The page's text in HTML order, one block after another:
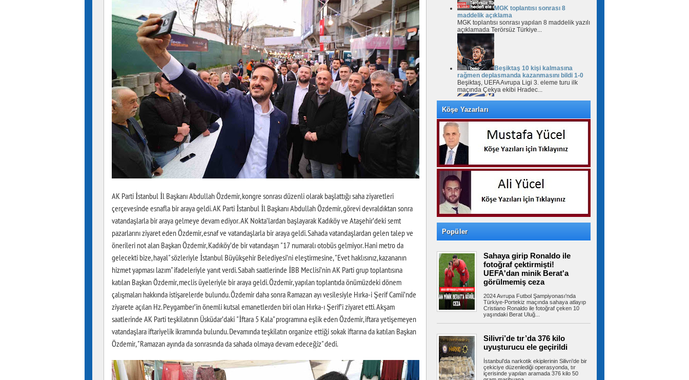
AK Parti İstanbul İl Başkanı Abdullah Özdemir, kongre sonrası düzenli olarak başlattığı saha ziyaretleri
çerçevesinde esnafla bir araya geldi. AK Parti İstanbul İl Başkanı Abdullah Özdemir, görevi devraldıktan sonra
vatandaşlarla bir araya gelmeye devam ediyor. AK Nokta’lardan başlayarak Kadıköy ve Ataşehir’deki semt
pazarlarını ziyaret eden Özdemir, esnaf ve vatandaşlarla bir araya geldi. Sahada vatandaşlardan gelen talep ve
önerileri not alan Başkan Özdemir, Kadıköy’de bir vatandaşın "17 numaralı otobüs gelmiyor. Hani metro da
gelecekti bize, hayal" sözleriyle İstanbul Büyükşehir Belediyesi’ni eleştirmesine, "Evet haklısınız, kazananın
hizmet yapması lazım" ifadeleriyle yanıt verdi. Sabah saatlerinde İBB Meclisi’nin AK Parti grup toplantısına
katılan Başkan Özdemir, meclis üyeleriyle bir araya geldi. Özdemir, yapılan toplantıda önümüzdeki dönem
çalışmaları hakkında istişarelerde bulundu. Özdemir daha sonra Ramazan ayı vesilesiyle Hırka-i Şerif Camii’nde
ziyarete açılan Hz. Peygamber’in önemli kutsal emanetlerden biri olan Hırka-ı Şerif’i ziyaret etti. Akşam
saatlerinde AK Parti teşkilatının Üsküdar’daki "İftara 5 Kala" programına eşlik eden Özdemir, iftara yetişemeyen
vatandaşlara iftariyelik ikramında bulundu. Devamında teşkilatın organize ettiği sokak iftarına da katılan Başkan
Özdemir, "Ramazan ayında da sonrasında da sahada olmaya devam edeceğiz" dedi.
MGK toplantısı sonrası 8
maddelik açıklama
MGK toplantısı sonrası yapılan 8 maddelik yazılı
açıklamada Terörsüz Türkiye...
Beşiktaş 10 kişi kalmasına
rağmen deplasmanda kazanmasını bildi 1-0
Beşiktaş, UEFA Avrupa Ligi 3. eleme turu ilk
maçında Çekya ekibi Hradec...
Salah yaklaşık 30 bin taraftarın
önünde imzayı attı! İşte taraftarlara mesajı
Trabzonspor yeni transferi Muhammed Salah,
Şenol Güneş Spor Kompleksi'ndeki...
Avcılar Belediye Başkanı Utku
Caner Çaykara hakkında tahliye kararı verildi
Mayıs 2025’te Aziz İhsan Aktaş davası
kapsamında tutuklanan Avcılar Belediye...
adaylarına tercih desteği
Arnavutköy Belediyesi ile ‘Önce Öğrenci’ iş
birliğinde düzenlenen 2026...
Bayrampaşa Eğitiminde sürpriz
değişim! Suat Mamur gitti, Hüseyin Aydın
geldi
Bayrampaşa'yı da etkiledi....
CHP Bayrampaşa'da yeni
Köşe Yazarları
Popüler
Sahaya girip Ronaldo ile
fotoğraf çektirmişti!
UEFA'dan minik Berat'a
görülmemiş ceza
2024 Avrupa Futbol Şampiyonası'nda
Türkiye-Portekiz maçında sahaya atlayıp
Cristiano Ronaldo ile fotoğraf çeken 10
yaşındaki Berat Uluğ...
Silivri’de tır’da 376 kilo
uyuşturucu ele geçirildi
İstanbul’da narkotik ekiplerinin Silivri’de bir
çekiciye düzenlediği operasyonda, tır
içerisinde yapılan aramada 376 kilo 50